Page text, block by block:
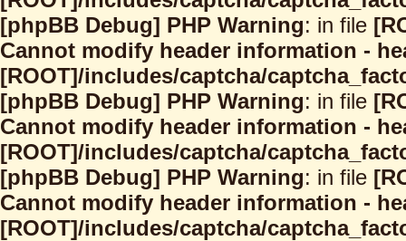
[phpBB Debug] PHP Warning: in file
Cannot modify header information -
[ROOT]/includes/captcha/
[phpBB Debug] PHP Warning: in file
Cannot modify header information -
[ROOT]/includes/captcha/
[phpBB Debug] PHP Warning: in file
Cannot modify header information -
[ROOT]/includes/captcha/